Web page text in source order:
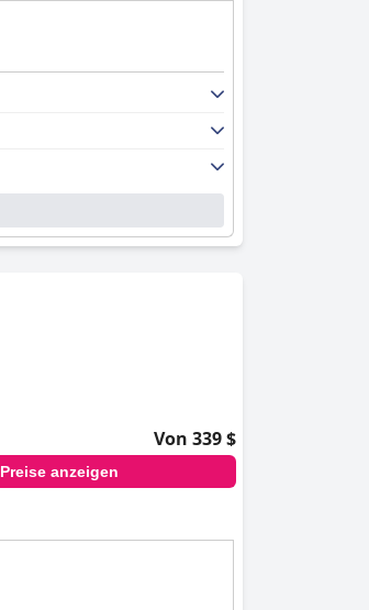
Von 339 $
Preise anzeigen